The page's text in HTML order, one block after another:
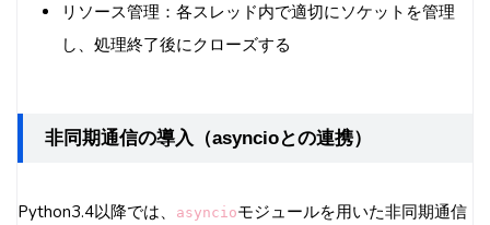
リソース管理：各スレッド内で適切にソケットを管理
し、処理終了後にクローズする
非同期通信の導入（asyncioとの連携）
Python3.4以降では、 asyncioモジュールを用いた非同期通信